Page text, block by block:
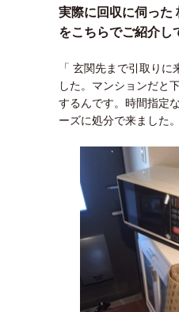
実際に回収に伺った
をこちらでご紹介し
「 玄関先まで引取り
した。マンションだと
するんです。時間指定
ーズに処分で来ました。